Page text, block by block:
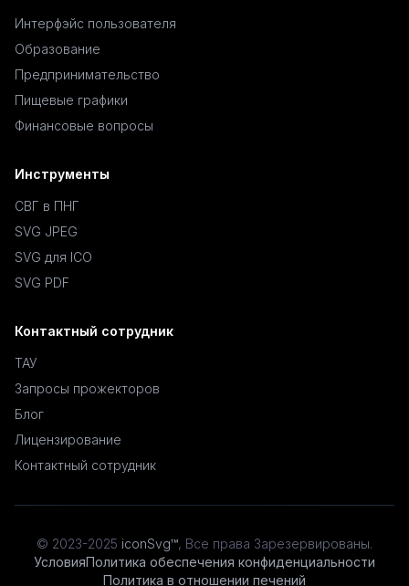
Интерфэйс пользователя
Образование
Предпринимательство
Пищевые графики
Финансовые вопросы
Инструменты
СВГ в ПНГ
SVG JPEG
SVG для ICO
SVG PDF
Контактный сотрудник
ТАУ
Запросы прожекторов
Блог
Лицензирование
Контактный сотрудник
© 2023-2025 iconSvg™, Все права Зарезервированы.
УсловияПолитика обеспечения конфиденциальности
Политика в отношении печений